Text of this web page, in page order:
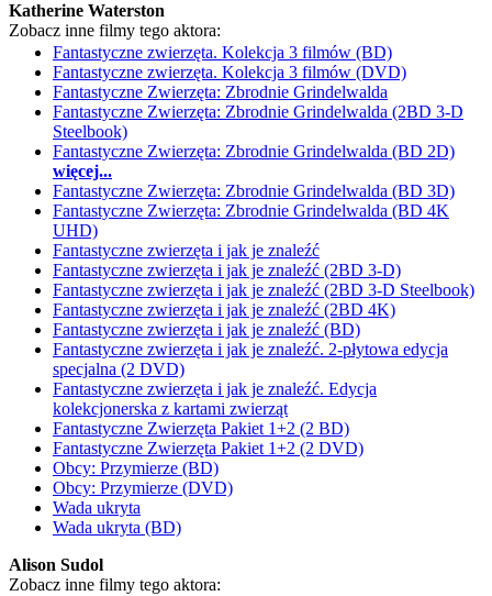
Katherine Waterston
Zobacz inne filmy tego aktora:
Fantastyczne zwierzęta. Kolekcja 3 filmów (BD)
Fantastyczne zwierzęta. Kolekcja 3 filmów (DVD)
Fantastyczne Zwierzęta: Zbrodnie Grindelwalda
Fantastyczne Zwierzęta: Zbrodnie Grindelwalda (2BD 3-D
Steelbook)
Fantastyczne Zwierzęta: Zbrodnie Grindelwalda (BD 2D)
więcej...
Fantastyczne Zwierzęta: Zbrodnie Grindelwalda (BD 3D)
Fantastyczne Zwierzęta: Zbrodnie Grindelwalda (BD 4K
UHD)
Fantastyczne zwierzęta i jak je znaleźć
Fantastyczne zwierzęta i jak je znaleźć (2BD 3-D)
Fantastyczne zwierzęta i jak je znaleźć (2BD 3-D Steelbook)
Fantastyczne zwierzęta i jak je znaleźć (2BD 4K)
Fantastyczne zwierzęta i jak je znaleźć (BD)
Fantastyczne zwierzęta i jak je znaleźć. 2-płytowa edycja
specjalna (2 DVD)
Fantastyczne zwierzęta i jak je znaleźć. Edycja
kolekcjonerska z kartami zwierząt
Fantastyczne Zwierzęta Pakiet 1+2 (2 BD)
Fantastyczne Zwierzęta Pakiet 1+2 (2 DVD)
Obcy: Przymierze (BD)
Obcy: Przymierze (DVD)
Wada ukryta
Wada ukryta (BD)
Alison Sudol
Zobacz inne filmy tego aktora: